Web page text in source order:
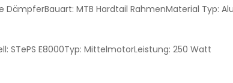
DämpferBauart: MTB Hardtail RahmenMaterial Typ:
STePS E8000Typ: MittelmotorLeistung: 250 Watt